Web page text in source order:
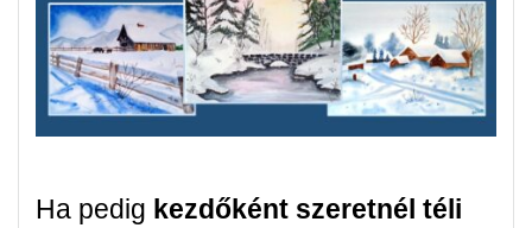
Ha pedig kezdőként szeretnél téli